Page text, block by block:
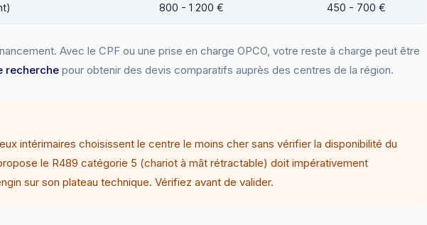
800 - 1 200 € 450 - 700 €
Avec le CPF ou une prise en charge OPCO, votre reste à charge peut être
recherche pour obtenir des devis comparatifs auprès des centres de la région.
intérimaires choisissent le centre le moins cher sans vérifier la disponibilité du
le R489 catégorie 5 (chariot à mât rétractable) doit impérativement
sur son plateau technique. Vérifiez avant de valider.